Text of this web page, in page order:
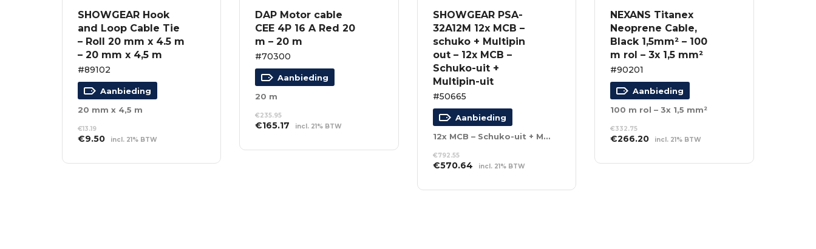
SHOWGEAR Hook
and Loop Cable Tie
– Roll 20 mm x 4.5 m
– 20 mm x 4,5 m
#89102
Aanbieding
20 mm x 4,5 m
€13.19
Oorspronkelijke
was:
€9.50Huidige
is:
incl. 21% BTW
WINKELWAGEN
DAP Motor cable
CEE 4P 16 A Red 20
m – 20 m
#70300
Aanbieding
20 m
€235.95
Oorspronkelijke
was:
€165.17 Huidige
is:
incl. 21% BTW
WINKELWAGEN
SHOWGEAR PSA-
32A12M 12x MCB –
schuko + Multipin
out – 12x MCB –
Schuko-uit +
Multipin-uit
#50665
Aanbieding
12x MCB – Schuko-uit + Multipin-uit
€792.55
Oorspronkelijke
was:
€570.64Huidige
is:
incl. 21% BTW
WINKELWAGEN
NEXANS Titanex
Neoprene Cable,
Black 1,5mm² – 100
m rol – 3x 1,5 mm²
#90201
Aanbieding
100 m rol – 3x 1,5 mm²
€332.75
Oorspronkelijke
was:
€266.20Huidige
is:
incl. 21% BTW
WINKELWAGEN